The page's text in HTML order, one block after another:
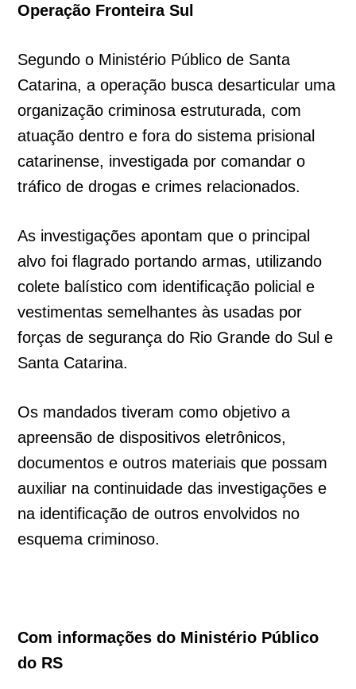
Operação Fronteira Sul
Segundo o Ministério Público de Santa
Catarina, a operação busca desarticular uma
organização criminosa estruturada, com
atuação dentro e fora do sistema prisional
catarinense, investigada por comandar o
tráfico de drogas e crimes relacionados.
As investigações apontam que o principal
alvo foi flagrado portando armas, utilizando
colete balístico com identificação policial e
vestimentas semelhantes às usadas por
forças de segurança do Rio Grande do Sul e
Santa Catarina.
Os mandados tiveram como objetivo a
apreensão de dispositivos eletrônicos,
documentos e outros materiais que possam
auxiliar na continuidade das investigações e
na identificação de outros envolvidos no
esquema criminoso.
Com informações do Ministério Público
do RS